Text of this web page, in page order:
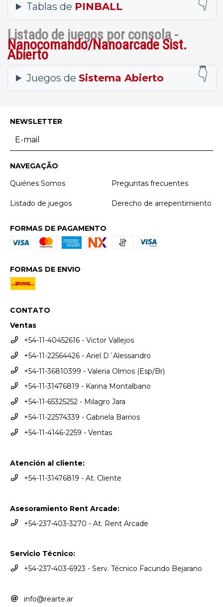
Tablas de PINBALL
Listado de juegos por consola -
Nanocomando/Nanoarcade Sist.
Abierto
Juegos deSistema Abierto
NEWSLETTER
NAVEGAÇÃO
Quiénes Somos
Preguntas frecuentes
Listado de juegos Derecho de arrepentimiento
FORMAS DE PAGAMENTO
FORMAS DE ENVIO
CONTATO
Ventas
+54-11-40452616 - Victor Vallejos
+54-11-22564426 - Ariel D´Alessandro
+54-11-36810399 - Valeria Olmos (Esp/Br)
+54-11-31476819 - Karina Montalbano
+54-11-65325252 - Milagro Jara
+54-11-22574339 - Gabriela Barrios
+54-11-4146-2259 - Ventas
Atención al cliente:
+54-11-31476819 - At. Cliente
Asesoramiento Rent Arcade:
+54-237-403-3270 - At. Rent Arcade
Servicio Técnico:
+54-237-403-6923 - Serv. Técnico Facundo Bejarano
info@rearte.ar